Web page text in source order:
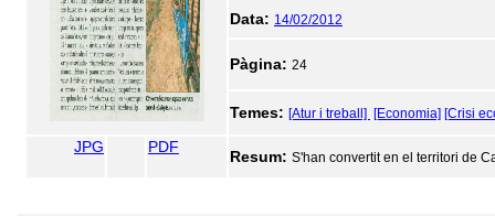
Data: 14/02/2012
Pàgina: 24
Temes: [Atur i treball] [Economia] [Crisi
JPG PDF
Resum: S'han convertit en el territori de